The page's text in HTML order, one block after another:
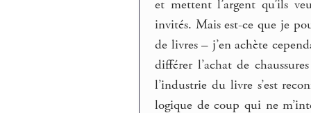
et mettent l’argent qu’ils
invités. Mais est-ce que je
de livres – j’en achète
différer l’achat de
l’industrie du livre s’est
logique de coup qui ne